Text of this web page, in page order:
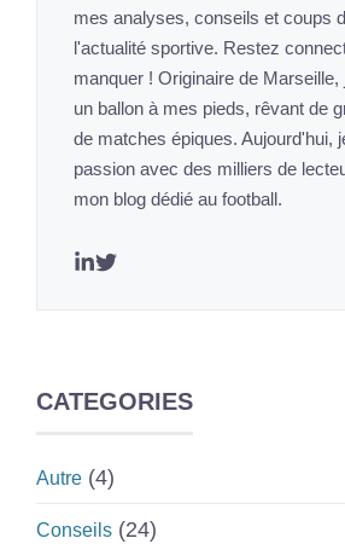
mes analyses, conseils et coups
l'actualité sportive. Restez
manquer ! Originaire de Marseille,
un ballon à mes pieds, rêvant de
de matches épiques. Aujourd'hui,
passion avec des milliers de
mon blog dédié au football.
CATEGORIES
Autre (4)
Conseils (24)